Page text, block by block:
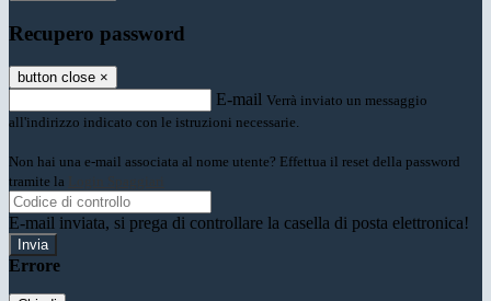
Recupero password
button close ×
E-mail Verrà inviato un messaggio
all'indirizzo indicato con le istruzioni necessarie.
Non hai una e-mail associata al nome utente? Effettua il reset della password
tramite la
E-mail inviata, si prega di controllare la casella di posta elettronica!
Errore